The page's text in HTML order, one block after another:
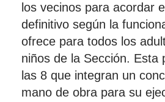
los vecinos para acordar
definitivo según la
ofrece para todos los
niños de la Sección. Esta
las 8 que integran un
mano de obra para su